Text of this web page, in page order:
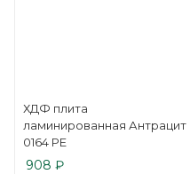
ХДФ плита
ламинированная Антрацит
0164 PE
908 ₽